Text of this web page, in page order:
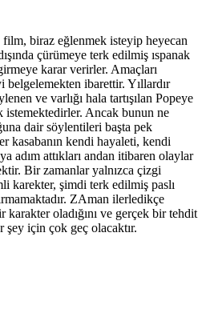
biraz eğlenmek isteyip heyecan
çürümeye terk edilmiş ıspanak
karar verirler. Amaçları
belgelemekten ibarettir. Yıllardır
ve varlığı hala tartışılan Popeye
istemektedirler. Ancak bunun ne
dair söylentileri başta pek
kasabanın kendi hayaleti, kendi
adım attıkları andan itibaren olaylar
Bir zamanlar yalnızca çizgi
karekter, şimdi terk edilmiş paslı
ZAman ilerledikçe
karakter oladığını ve gerçek bir tehdit
için çok geç olacaktır.